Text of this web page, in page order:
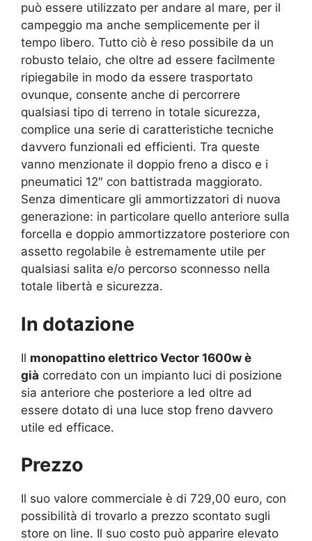
può essere utilizzato per andare al mare, per il
campeggio ma anche semplicemente per il
tempo libero. Tutto ciò è reso possibile da un
robusto telaio, che oltre ad essere facilmente
ripiegabile in modo da essere trasportato
ovunque, consente anche di percorrere
qualsiasi tipo di terreno in totale sicurezza,
complice una serie di caratteristiche tecniche
davvero funzionali ed efficienti. Tra queste
vanno menzionate il doppio freno a disco e i
pneumatici 12″ con battistrada maggiorato.
Senza dimenticare gli ammortizzatori di nuova
generazione: in particolare quello anteriore sulla
forcella e doppio ammortizzatore posteriore con
assetto regolabile è estremamente utile per
qualsiasi salita e/o percorso sconnesso nella
totale libertà e sicurezza.
In dotazione
Il monopattino elettrico Vector 1600w è
già corredato con un impianto luci di posizione
sia anteriore che posteriore a led oltre ad
essere dotato di una luce stop freno davvero
utile ed efficace.
Prezzo
Il suo valore commerciale è di 729,00 euro, con
possibilità di trovarlo a prezzo scontato sugli
store on line. Il suo costo può apparire elevato